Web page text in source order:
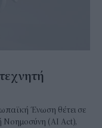
Ένωση θέτει σε
Νοημοσύνη (AI Act),